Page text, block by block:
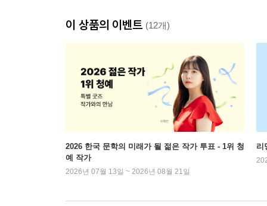
이 상품의 이벤트 (12개)
2026 한국 문학의 미래가 될 젊은 작가 투표 - 1위 청
예 작가
2026년 07월 13일 ~ 2026년 08월 21일
리